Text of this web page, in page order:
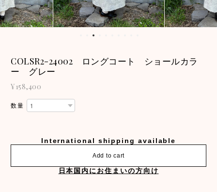
COLSR2-24002 ロングコート ショールカラ
ー グレー
¥158,400
数量
International shipping available
Add to cart
日本国内にお住まいの方向け